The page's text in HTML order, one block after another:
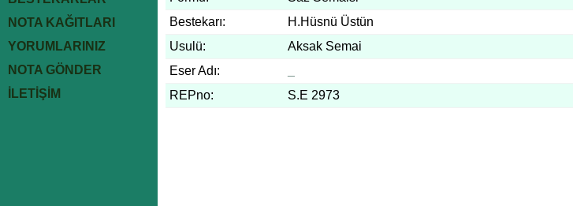
NOTA KAĞITLARI
YORUMLARINIZ
NOTA GÖNDER
İLETİŞİM
Bestekarı:
H.Hüsnü Üstün
Usulü:
Aksak Semai
Eser Adı:
REPno:
S.E 2973